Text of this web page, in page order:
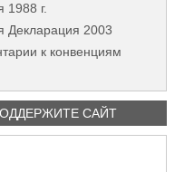
1988 г.
Декларация 2003
к конвенциям
САЙТ